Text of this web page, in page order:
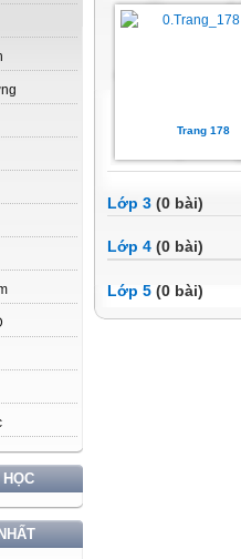
Trang 178
Lớp 3 (0 bài)
Lớp 4 (0 bài)
Lớp 5 (0 bài)